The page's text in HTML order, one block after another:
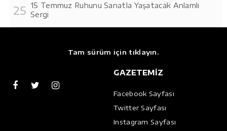
15 Temmuz Ruhunu Sanatla Yaşatacak Anlamlı
Sergi
Tam sürüm için tıklayın.
GAZETEMİZ
Facebook Sayfası
Twitter Sayfası
Instagram Sayfası